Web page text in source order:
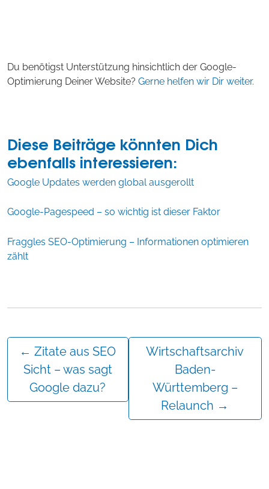
Du benötigst Unterstützung hinsichtlich der Google-
Optimierung Deiner Website? Gerne helfen wir Dir weiter.
Diese Beiträge könnten Dich
ebenfalls interessieren:
Google Updates werden global ausgerollt
Google-Pagespeed – so wichtig ist dieser Faktor
Fraggles SEO-Optimierung – Informationen optimieren
zählt
← Zitate aus SEO
Sicht – was sagt
Google dazu?
Wirtschaftsarchiv
Baden-
Württemberg –
Relaunch →